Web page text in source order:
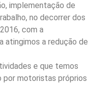
implementação de
no decorrer dos
com a
atingimos a redução de
e que temos
motoristas próprios